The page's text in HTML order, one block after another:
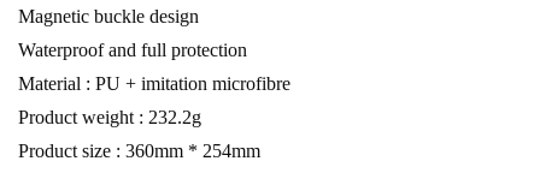
Magnetic buckle design
Waterproof and full protection
Material : PU + imitation microfibre
Product weight : 232.2g
Product size : 360mm * 254mm